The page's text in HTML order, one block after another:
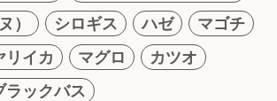
）
シロギス ハゼ
マゴチ
リイカ マグロ
カツオ
ラックバス